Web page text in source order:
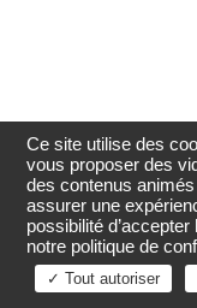
Ce site utilise des
vous proposer des
des contenus
assurer une
possibilité
notre politique de
✓ Tout autoriser